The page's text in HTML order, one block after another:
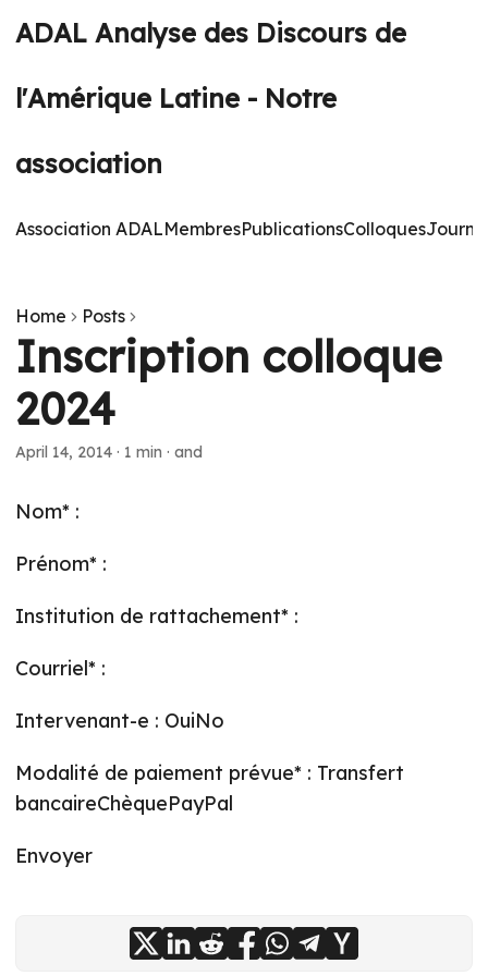
ADAL Analyse des Discours de
l'Amérique Latine - Notre
association
Association ADALMembresPublicationsColloques
Home Posts
Inscription colloque
2024
April 14, 2014 · 1 min · and
Nom* :
Prénom* :
Institution de rattachement* :
Courriel* :
Intervenant-e : OuiNo
Modalité de paiement prévue* : Transfert
bancaireChèquePayPal
Envoyer